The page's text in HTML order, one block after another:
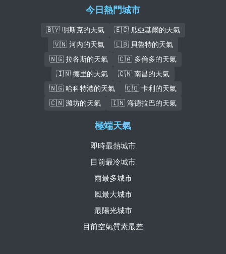
今日熱門城市
🇧🇾 明斯克的天氣
🇪🇨 瓜亞基爾的天氣
🇻🇳 河內的天氣
🇱🇧 貝魯特的天氣
🇳🇬 拉各斯的天氣
🇨🇦 多倫多的天氣
🇮🇳 德里的天氣
🇨🇳 南昌的天氣
🇳🇬 哈科特港的天氣
🇨🇴 卡利的天氣
🇨🇳 濰坊的天氣
🇮🇳 海德拉巴的天氣
極端天氣
即時最熱城市
目前最冷城市
雨最多城市
風最大城市
最陽光城市
目前空氣質素最差